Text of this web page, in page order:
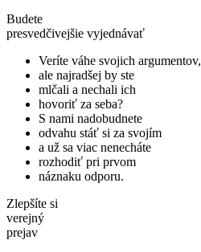
Budete
presvedčivejšie vyjednávať
Veríte váhe svojich argumentov,
ale najradšej by ste
mlčali a nechali ich
hovoriť za seba?
S nami nadobudnete
odvahu stáť si za svojím
a už sa viac nenecháte
rozhodiť pri prvom
náznaku odporu.
Zlepšíte si
verejný
prejav